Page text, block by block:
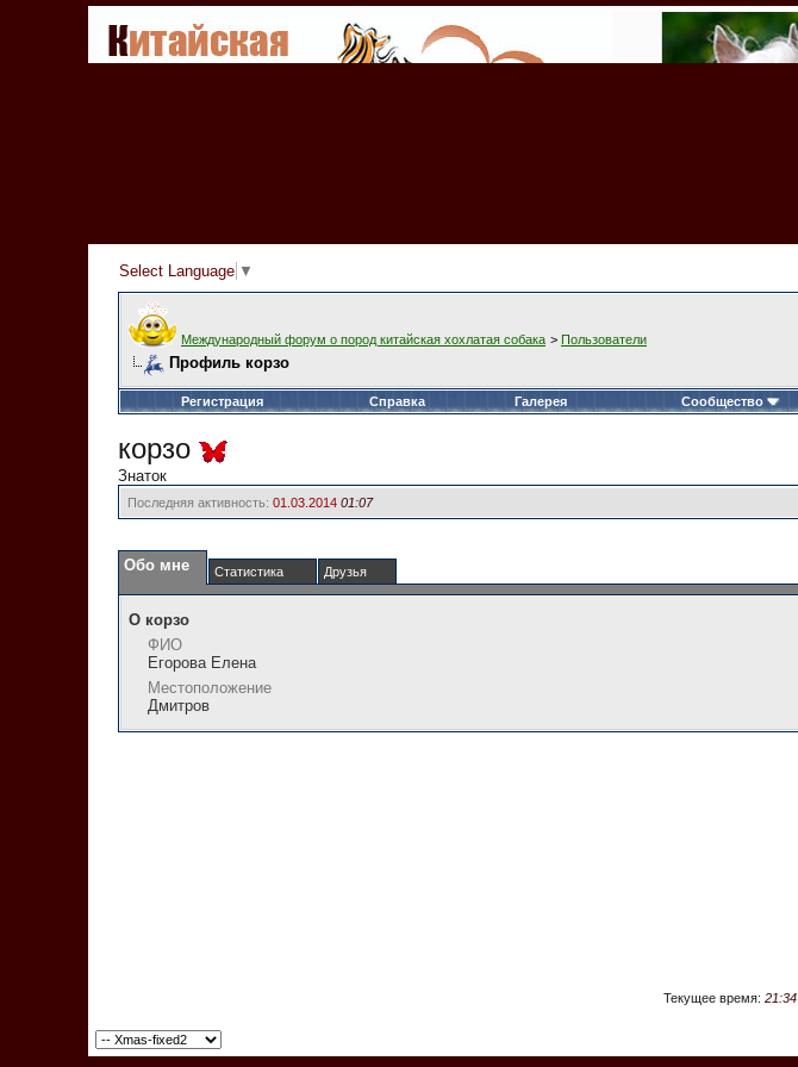
Select Language ▼
Международный форум о пород китайская хохлатая собака > Пользователи
Профиль корзо
Регистрация Справка Галерея Сообщество
корзо
Знаток
Последняя активность: 01.03.2014 01:07
Обо мне Статистика Друзья
О корзо
ФИО
Егорова Елена
Местоположение
Дмитров
Текущее время: 21:34